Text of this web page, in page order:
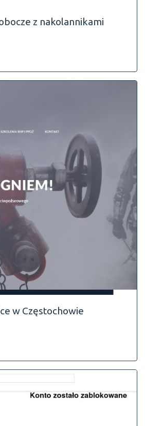
z nakolannikami
w Częstochowie